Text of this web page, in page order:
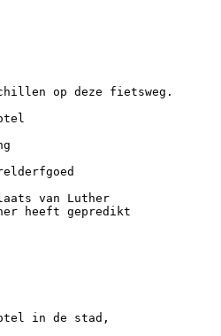
op deze fietsweg.
van Luther
heeft gepredikt
in de stad,